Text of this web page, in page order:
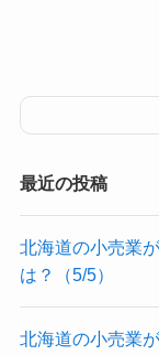
最近の投稿
北海道の小売業
は？（5/5）
北海道の小売業